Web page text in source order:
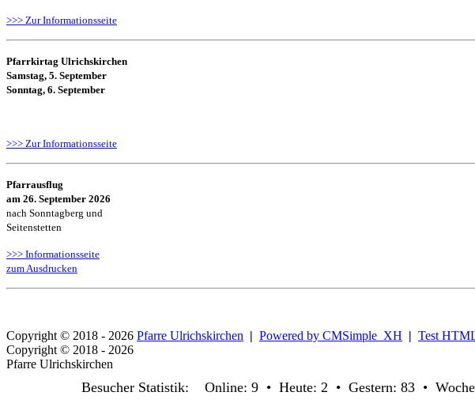
>>> Zur Informationsseite
Pfarrkirtag Ulrichskirchen
Samstag, 5. September
Sonntag, 6. September
>>> Zur Informationsseite
Pfarrausflug
am 26. September 2026
nach Sonntagberg und
Seitenstetten
>>> Informationsseite
zum Ausdrucken
Copyright © 2018 - 2026 Pfarre Ulrichskirchen | Powered by CMSimple_XH | Test
Copyright © 2018 - 2026
Pfarre Ulrichskirchen
Besucher Statistik: Online: 9 • Heute: 2 • Gestern: 83 •